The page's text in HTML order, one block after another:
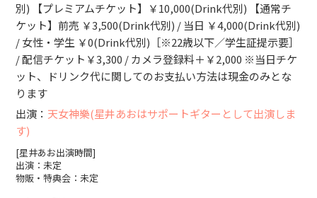
別) 【プレミアムチケット】￥10,000(Drink代別) 【通常チ
ケット】前売 ￥3,500(Drink代別) / 当日 ￥4,000(Drink代別)
/ 女性・学生 ￥0(Drink代別)［※22歳以下／学生証提示要］
/ 配信チケット￥3,300 / カメラ登録料＋￥2,000 ※当日チケ
ット、ドリンク代に関してのお支払い方法は現金のみとな
ります
出演： 天女神樂(星井あおはサポートギターとして出演しま
す)
[星井あお出演時間]
出演：未定
物販・特典会：未定